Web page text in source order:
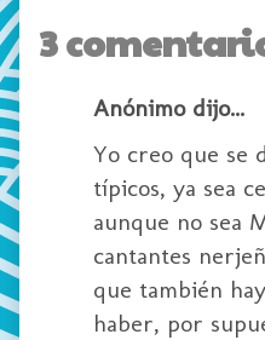
3
Anónimo dijo...
Yo creo que se
típicos, ya sea
aunque no sea
cantantes
que también
haber, por